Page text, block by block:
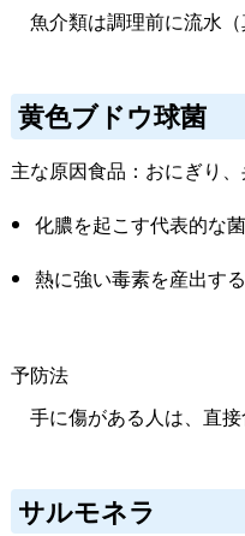
魚介類は調理前に流水（
黄色ブドウ球菌
主な原因食品：おにぎり
化膿を起こす代表的な菌
熱に強い毒素を産出する
予防法
手に傷がある人は、直
サルモネラ